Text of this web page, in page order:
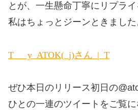
とが、一生懸命丁寧にリプラ
私はちょっとジーンときました
Tweets with replies by ATOK(atok_js)さん | Twitter
ぜひ本日のリリース初日の
ひとの一連のツイートをご覧